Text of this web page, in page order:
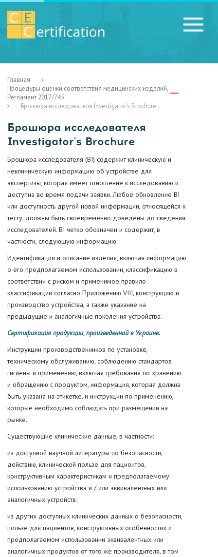
Главная
Процедуры оценки соответствия медицинских изделий,
Регламент 2017/745.
Брошюра исследователя Investigator's Brochure
Брошюра исследователя
Investigator's Brochure
Брошюра исследователя (BI) содержит клиническую и
неклиническую информацию об устройстве для
экспертизы, которая имеет отношение к исследованию и
доступна во время подачи заявки. Любое обновление BI
или доступность другой новой информации, относящейся к
тесту, должны быть своевременно доведены до сведения
исследователей. BI четко обозначен и содержит, в
частности, следующую информацию:
Идентификация и описание изделия, включая информацию
о его предполагаемом использовании, классификацию в
соответствии с риском и применимое правило
классификации согласно Приложению VIII, конструкцию и
производство устройства, а также указание на
предыдущие и аналогичные поколения устройства.
Сертификация продукции, произведенной в Украине.
Инструкции производственников по установке,
техническому обслуживанию, соблюдению стандартов
гигиены и применению, включая требования по хранению
и обращению с продуктом, информация, которая должна
быть указана на этикетке, и инструкции по применению,
которые необходимо соблюдать при размещении на
рынке.
Существующие клинические данные, в частности:
из доступной научной литературы по безопасности,
действию, клинической пользе для пациентов,
конструктивным характеристикам и предполагаемому
использованию устройства и / или эквивалентных или
аналогичных устройств;
из других доступных клинических данных о безопасности,
пользе для пациентов, конструктивных особенностях и
предполагаемом использовании эквивалентных или
аналогичных продуктов от того же производителя, в том